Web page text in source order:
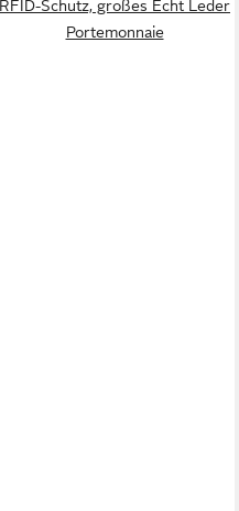
RFID-Schutz, großes Echt Leder
Portemonnaie